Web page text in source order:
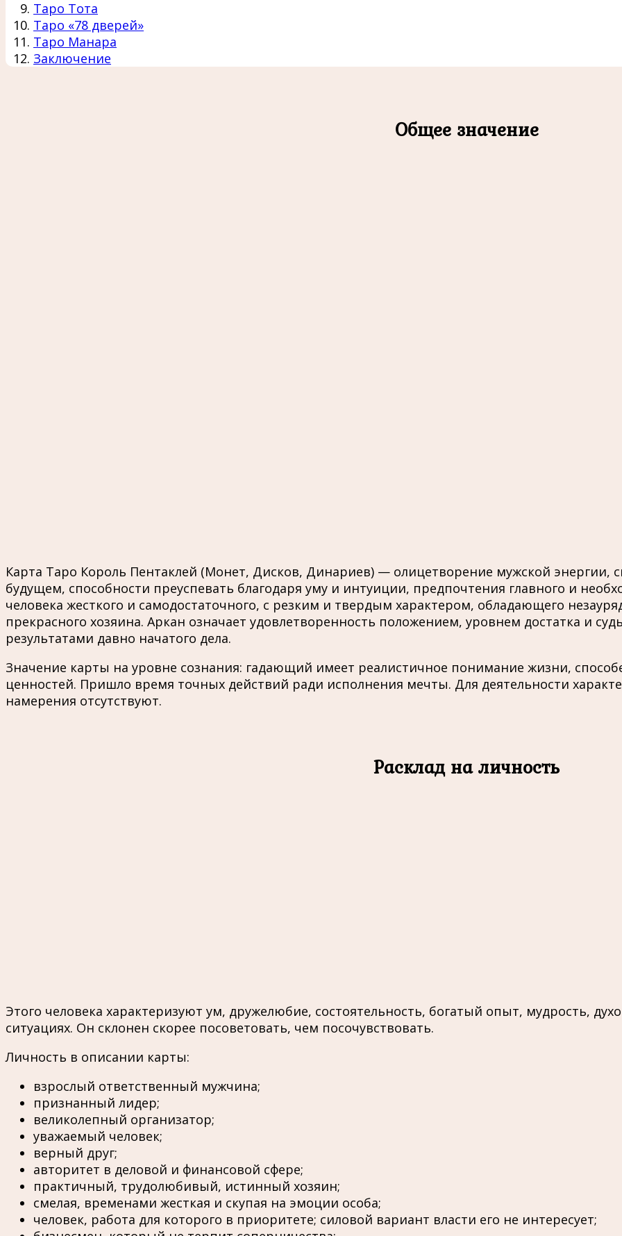
Таро Тота
Таро «78 дверей»
Таро Манара
Заключение
Общее значение
Карта Таро Король Пентаклей (Монет, Дисков, Динариев) — олицетворение мужской энергии,
будущем, способности преуспевать благодаря уму и интуиции, предпочтения главного и
человека жесткого и самодостаточного, с резким и твердым характером, обладающего
прекрасного хозяина. Аркан означает удовлетворенность положением, уровнем достатка и
результатами давно начатого дела.
Значение карты на уровне сознания: гадающий имеет реалистичное понимание жизни,
ценностей. Пришло время точных действий ради исполнения мечты. Для деятельности
намерения отсутствуют.
Расклад на личность
Этого человека характеризуют ум, дружелюбие, состоятельность, богатый опыт, мудрость,
ситуациях. Он склонен скорее посоветовать, чем посочувствовать.
Личность в описании карты:
взрослый ответственный мужчина;
признанный лидер;
великолепный организатор;
уважаемый человек;
верный друг;
авторитет в деловой и финансовой сфере;
практичный, трудолюбивый, истинный хозяин;
смелая, временами жесткая и скупая на эмоции особа;
человек, работа для которого в приоритете; силовой вариант власти его не интересует;